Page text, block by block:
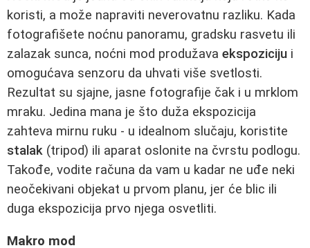
koristi, a može napraviti neverovatnu razliku. Kada
fotografišete noćnu panoramu, gradsku rasvetu ili
zalazak sunca, noćni mod produžava ekspoziciju i
omogućava senzoru da uhvati više svetlosti.
Rezultat su sjajne, jasne fotografije čak i u mrklom
mraku. Jedina mana je što duža ekspozicija
zahteva mirnu ruku - u idealnom slučaju, koristite
stalak (tripod) ili aparat oslonite na čvrstu podlogu.
Takođe, vodite računa da vam u kadar ne uđe neki
neočekivani objekat u prvom planu, jer će blic ili
duga ekspozicija prvo njega osvetliti.
Makro mod